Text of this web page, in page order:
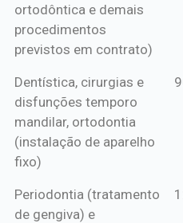
ortodôntica e demais
procedimentos
previstos em contrato)
Dentística, cirurgias e
disfunções temporo
mandilar, ortodontia
(instalação de aparelho
fixo)
Periodontia (tratamento
de gengiva) e